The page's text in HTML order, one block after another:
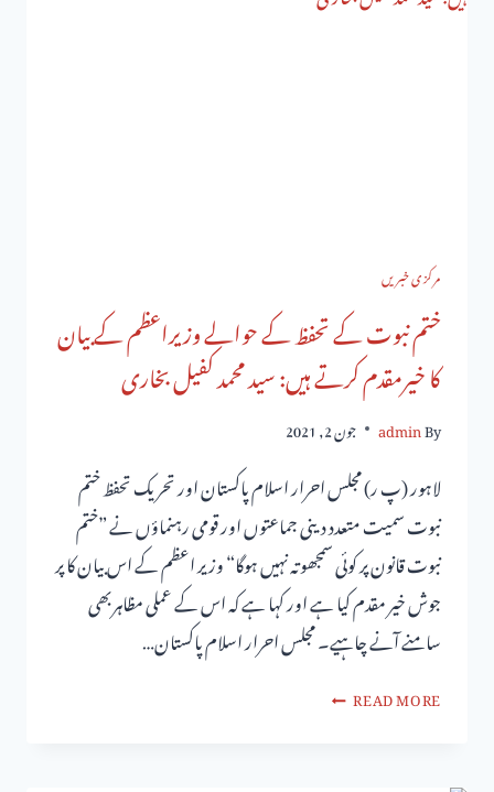
مرکزی خبریں
ختم نبوت کے تحفظ کے حوالے وزیراعظم کے بیان
کا خیرمقدم کرتے ہیں: سید محمد کفیل بخاری
By
admin جون 2, 2021
لاہور (پ ر) مجلس احرار اسلام پاکستان اور تحریک تحفظ ختم
نبوت سمیت متعدد دینی جماعتوں اور قومی رہنماؤں نے ”ختم
نبوت قانون پر کوئی سمجھوتہ نہیں ہوگا“ وزیر اعظم کے اس بیان کا پر
جوش خیر مقدم کیا ہے اور کہا ہے کہ اس کے عملی مظاہربھی
سامنے آنے چاہیے۔ مجلس احرار اسلام پاکستان…
READ MORE